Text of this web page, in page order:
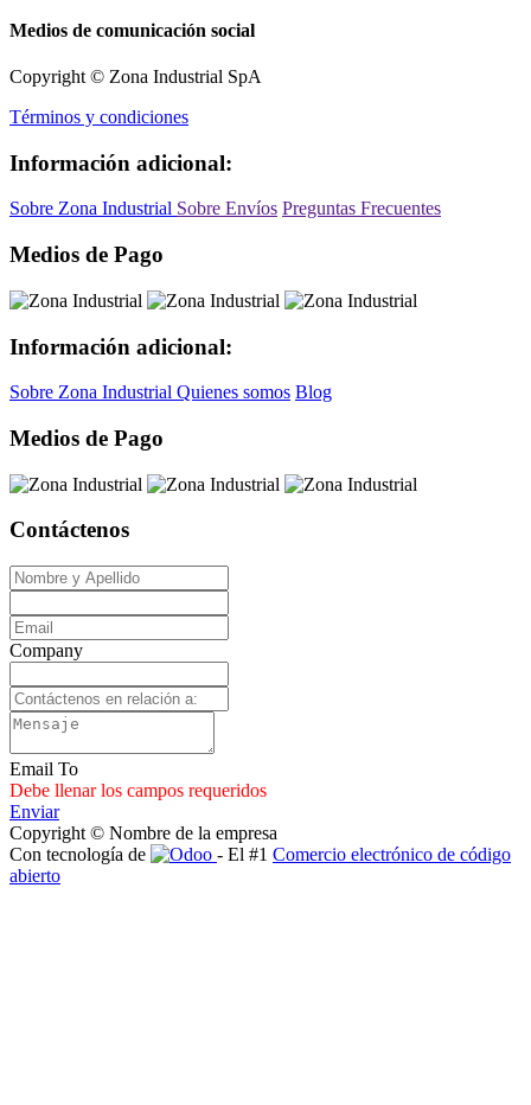
Medios de comunicación social
Copyright © Zona Industrial SpA
Términos y condiciones
Información adicional:
Sobre Zona Industrial Sobre Envíos Preguntas Frecuentes
Medios de Pago
Información adicional:
Sobre Zona Industrial Quienes somos Blog
Medios de Pago
Contáctenos
Company
Email To
Debe llenar los campos requeridos
Enviar
Copyright © Nombre de la empresa
Con tecnología de
- El #1 Comercio electrónico de código
abierto